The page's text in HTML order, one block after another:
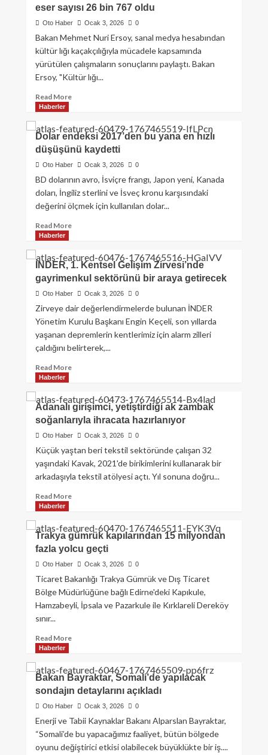
eser sayısı 26 bin 767 oldu
Oto Haber Ocak 3, 2026 0
Bakan Mehmet Nuri Ersoy, sanal medya hesabından
kültür lığı kaçakçılığıyla mücadele kapsamında
yürütülen çalışmaların sonuçlarını paylaştı. Bakan
Ersoy, "Kültür lığı...
Read More
Haberler
Dolar endeksi 2017’den bu yana en hızlı
düşüşünü kaydetti
Oto Haber Ocak 3, 2026 0
BD dolarının avro, İsviçre frangı, Japon yeni, Kanada
doları, İngiliz sterlini ve İsveç kronu karşısındaki
değerini ölçmek için kullanılan dolar...
Read More
Haberler
İNDER, 1. Kentsel Gelişim Zirvesi’nde
gayrimenkul sektörünü bir araya getirecek
Oto Haber Ocak 3, 2026 0
Zirveye dair değerlendirmelerde bulunan İNDER
Yönetim Kurulu Başkanı Engin Keçeli, son yıllarda
yaşanan depremlerin kentlerimiz için alarm zilleri
çaldığını belirterek,...
Read More
Haberler
Adanalı girişimci, yetiştirdiği ak zambak
soğanlarıyla ihracata hazırlanıyor
Oto Haber Ocak 3, 2026 0
Küçük yaştan beri tekstil sektöründe çalışan 32
yaşındaki Kavak, 2021'de birikimlerini kullanarak bir
arkadaşıyla tekstil atölyesi açtı. Yıl sonuna doğru...
Read More
Haberler
Trakya gümrük kapılarından 15 milyondan
fazla yolcu geçti
Oto Haber Ocak 3, 2026 0
Ticaret Bakanlığı Trakya Gümrük ve Dış Ticaret
Bölge Müdürlüğüne bağlı Edirne'deki Kapıkule,
Hamzabeyli, İpsala ve Pazarkule ile Kırklareli Dereköy
sınır...
Read More
Haberler
Bakan Bayraktar, Somali’de yapılacak
sondajın detaylarını açıkladı
Oto Haber Ocak 3, 2026 0
Enerji ve Tabii Kaynaklar Bakanı Alparslan Bayraktar,
“Somali’de bu yapacağımız faaliyet, bütün bölgede
oyunu değiştirici etkisi olabilecek büyüklükte bir iş....